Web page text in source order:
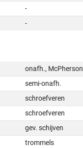
-
-
onafh., McPherson
semi-onafh.
schroefveren
schroefveren
gev. schijven
trommels